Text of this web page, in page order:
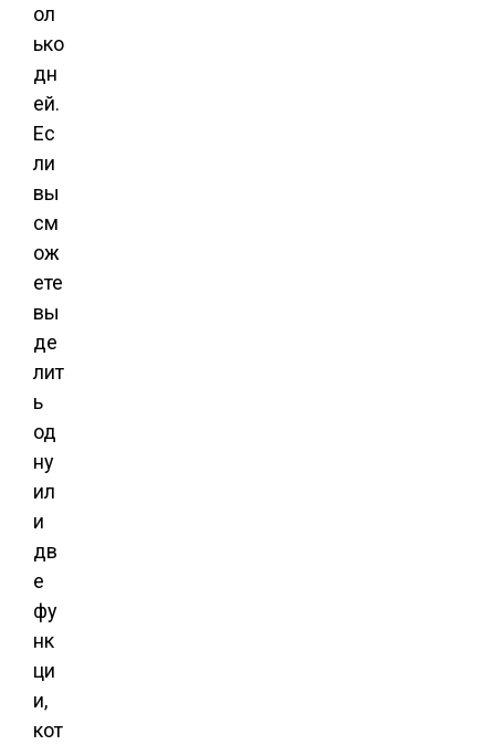
ол
ько
дн
ей.
Ес
ли
вы
см
ож
ете
вы
де
лит
ь
од
ну
ил
и
дв
е
фу
нк
ци
и,
кот